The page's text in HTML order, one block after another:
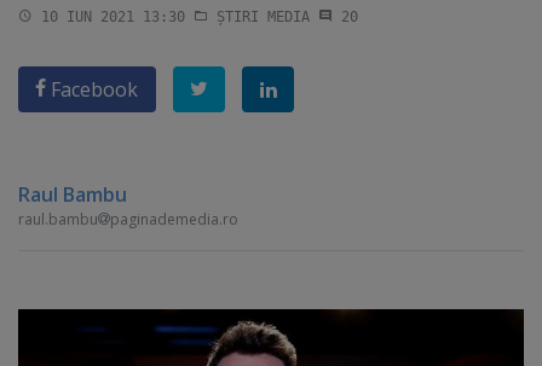
10 IUN 2021 13:30 ȘTIRI MEDIA 20
Facebook
Raul Bambu
raul.bambu paginademedia.ro